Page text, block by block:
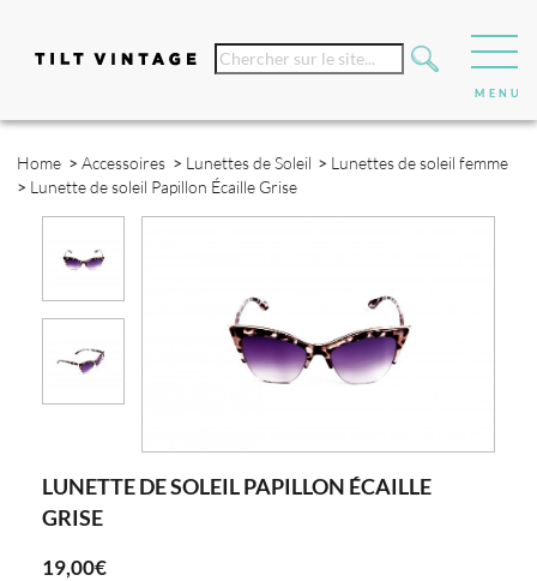
Home > Accessoires > Lunettes de Soleil > Lunettes de soleil femme
> Lunette de soleil Papillon Écaille Grise
LUNETTE DE SOLEIL PAPILLON ÉCAILLE
GRISE
19,00€